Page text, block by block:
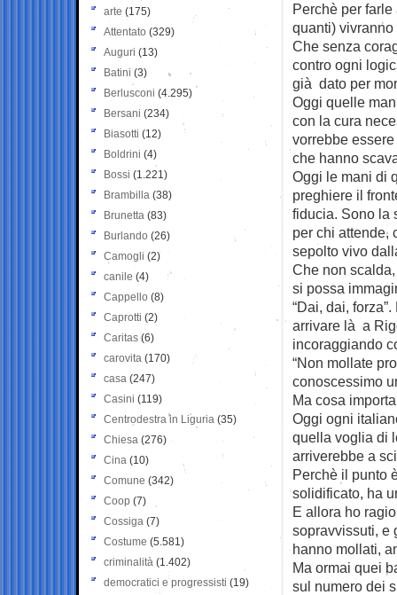
Perchè per
quanti)
Che senza
contro ogni
già dato per
Oggi quelle
con la cura
vorrebbe
che hanno
Oggi le mani di
preghiere il
fiducia. Sono la
per chi attende,
sepolto vivo
Che non
si possa
“Dai, dai,
arrivare là a
incoraggiando
“Non mollate
conoscessimo
Ma cosa
Oggi ogni
quella voglia di
arriverebbe a
Perchè il punto
solidificato, ha
E allora ho
sopravvissuti, e
hanno mollati,
Ma ormai quei
sul numero dei
arte (175)
Attentato (329)
Auguri (13)
Batini (3)
Berlusconi (4.295)
Bersani (234)
Biasotti (12)
Boldrini (4)
Bossi (1.221)
Brambilla (38)
Brunetta (83)
Burlando (26)
Camogli (2)
canile (4)
Cappello (8)
Caprotti (2)
Caritas (6)
carovita (170)
casa (247)
Casini (119)
Centrodestra in Liguria (35)
Chiesa (276)
Cina (10)
Comune (342)
Coop (7)
Cossiga (7)
Costume (5.581)
criminalità (1.402)
democratici e progressisti (19)